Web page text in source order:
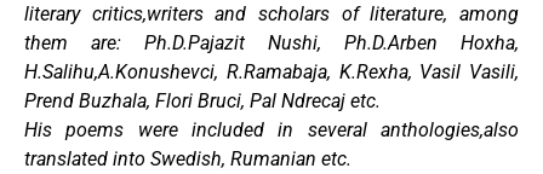
literary critics,writers and scholars of literature, among
them are: Ph.D.Pajazit Nushi, Ph.D.Arben Hoxha,
H.Salihu,A.Konushevci, R.Ramabaja, K.Rexha, Vasil Vasili,
Prend Buzhala, Flori Bruci, Pal Ndrecaj etc.
His poems were included in several anthologies,also
translated into Swedish, Rumanian etc.